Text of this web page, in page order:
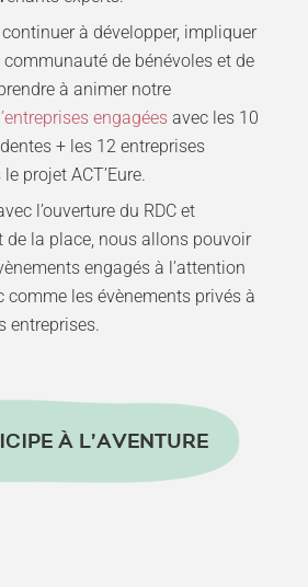
continuer à développer, impliquer
de bénévoles et de
à animer notre
engagéesavec les 10
+ les 12 entreprises
projet ACT’Eure.
l’ouverture du RDC et
de la place, nous allons pouvoir
engagés à l’attention
comme les évènements privés à
entreprises.
À L’AVENTURE